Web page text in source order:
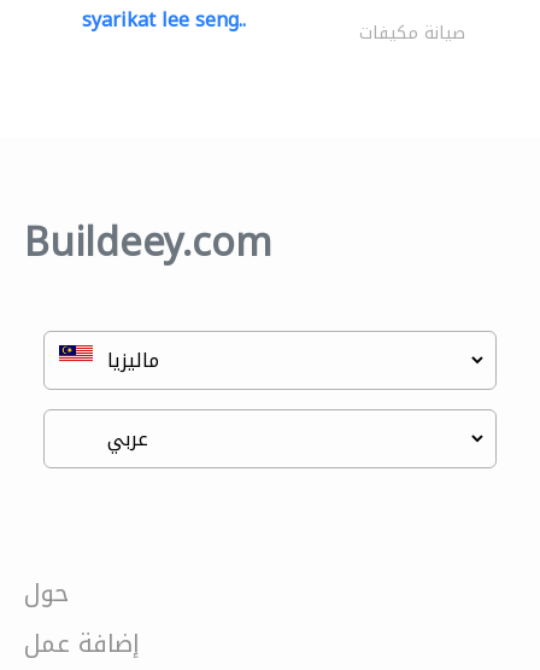
syarikat lee seng.. صيانة مكيفات
Buildeey.com
حول
إضافة عمل